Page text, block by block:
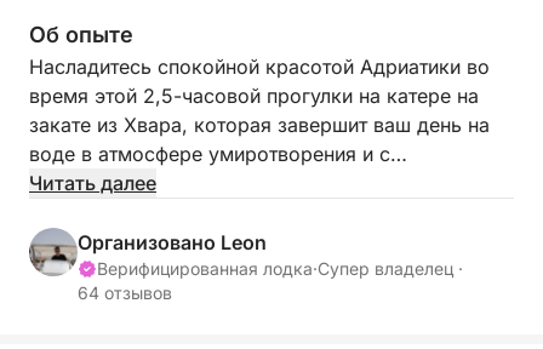
Об опыте
Насладитесь спокойной красотой Адриатики во
время этой 2,5-часовой прогулки на катере на
закате из Хвара, которая завершит ваш день на
воде в атмосфере умиротворения и с
захватывающими видами. Вы исследуете три
будет время искупаться, отдохнуть за бокалом
вина и шампанского и полюбоваться золотистым
небом.
Читать далее
Организовано Leon
Верифицированная лодка·Супер владелец ·
64 отзывов